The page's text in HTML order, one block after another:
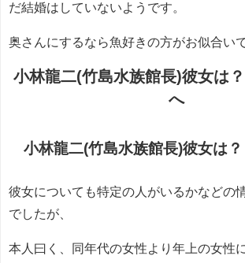
だ結婚はしていないようです。
奥さんにするなら魚好きの方がお似合い
小林龍二(竹島水族館長)彼女は
へ
小林龍二(竹島水族館長)彼女は？
彼女についても特定の人がいるかなどの
でしたが、
本人曰く、同年代の女性より年上の女性